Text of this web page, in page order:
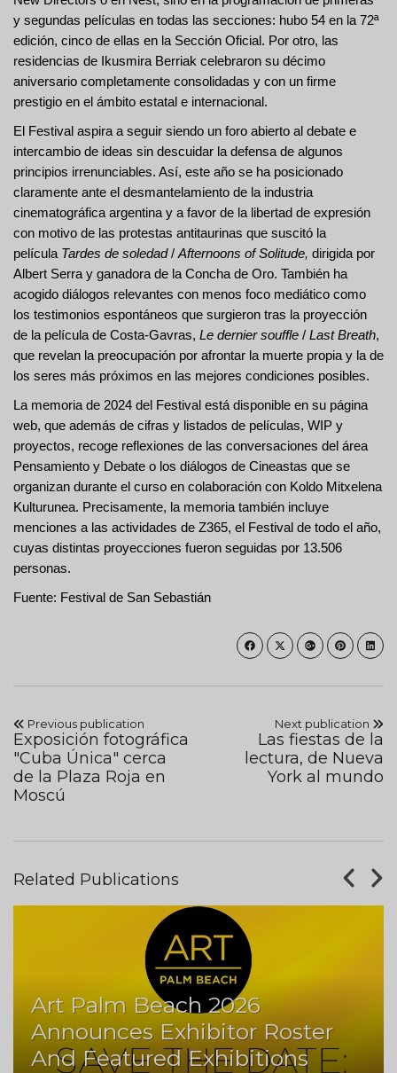
y segundas películas en todas las secciones: hubo 54 en la 72ª
edición, cinco de ellas en la Sección Oficial. Por otro, las
residencias de Ikusmira Berriak celebraron su décimo
aniversario completamente consolidadas y con un firme
prestigio en el ámbito estatal e internacional.
El Festival aspira a seguir siendo un foro abierto al debate e
intercambio de ideas sin descuidar la defensa de algunos
principios irrenunciables. Así, este año se ha posicionado
claramente ante el desmantelamiento de la industria
cinematográfica argentina y a favor de la libertad de expresión
con motivo de las protestas antitaurinas que suscitó la
película Tardes de soledad/Afternoons of Solitude, dirigida por
Albert Serra y ganadora de la Concha de Oro. También ha
acogido diálogos relevantes con menos foco mediático como
los testimonios espontáneos que surgieron tras la proyección
de la película de Costa-Gavras, Le dernier souffle / Last Breath,
que revelan la preocupación por afrontar la muerte propia y la de
los seres más próximos en las mejores condiciones posibles.
La memoria de 2024 del Festival está disponible en su página
web, que además de cifras y listados de películas, WIP y
proyectos, recoge reflexiones de las conversaciones del área
Pensamiento y Debate o los diálogos de Cineastas que se
organizan durante el curso en colaboración con Koldo Mitxelena
Kulturunea. Precisamente, la memoria también incluye
menciones a las actividades de Z365, el Festival de todo el año,
cuyas distintas proyecciones fueron seguidas por 13.506
personas.
Fuente: Festival de San Sebastián
Previous publication
Exposición fotográfica
"Cuba Única" cerca
de la Plaza Roja en
Moscú
Next publication
Las fiestas de la
lectura, de Nueva
York al mundo
Related Publications
Art Palm Beach 2026
Announces Exhibitor Roster
And Featured Exhibitions